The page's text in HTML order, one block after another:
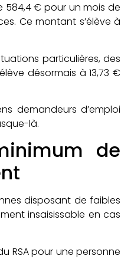
584,4 € pour un mois de
Ce montant s’élève à
particulières, des
désormais à 13,73 €
demandeurs d’emploi
là.
de
disposant de faibles
insaisissable en cas
RSA pour une personne